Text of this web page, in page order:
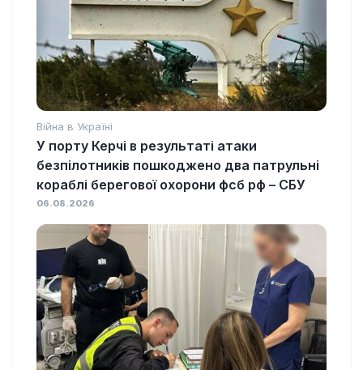
Війна в Україні
У порту Керчі в результаті атаки
безпілотників пошкоджено два патрульні
кораблі берегової охорони фсб рф – СБУ
06.08.2026